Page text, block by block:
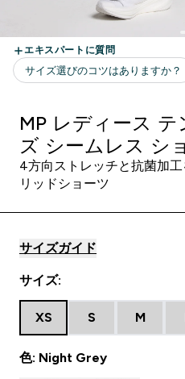
MP レディース
ズ シームレス シ
4方向ストレッチと抗菌加
リッドショーツ
サイズガイド
サイズ:
XS S M
色: Night Grey